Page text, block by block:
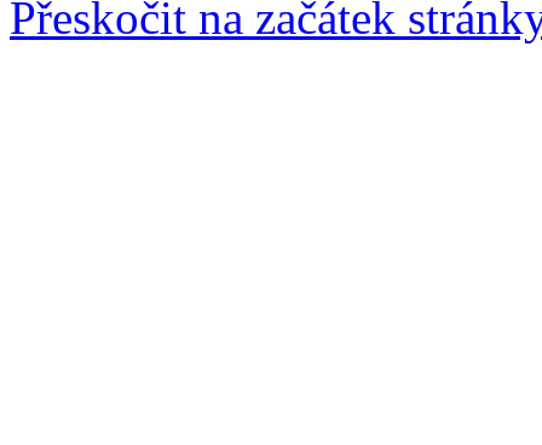
Přeskočit na začátek